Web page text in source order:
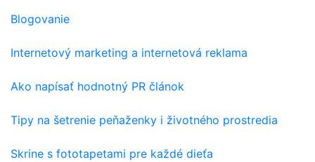
Blogovanie
Internetový marketing a internetová reklama
Ako napísať hodnotný PR článok
Tipy na šetrenie peňaženky i životného prostredia
Skrine s fototapetami pre každé dieťa